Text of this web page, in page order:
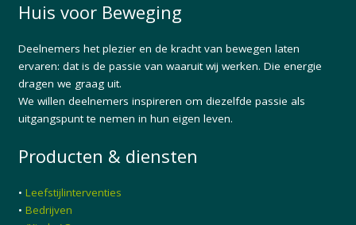
Huis voor Beweging
Deelnemers het plezier en de kracht van bewegen laten
ervaren: dat is de passie van waaruit wij werken. Die energie
dragen we graag uit.
We willen deelnemers inspireren om diezelfde passie als
uitgangspunt te nemen in hun eigen leven.
Producten & diensten
• Leefstijlinterventies
• Bedrijven